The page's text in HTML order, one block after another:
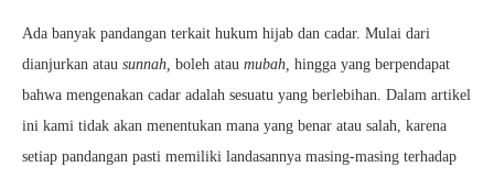
Ada banyak pandangan terkait hukum hijab dan cadar. Mulai dari
dianjurkan atau sunnah, boleh atau mubah, hingga yang berpendapat
bahwa mengenakan cadar adalah sesuatu yang berlebihan. Dalam artikel
ini kami tidak akan menentukan mana yang benar atau salah, karena
setiap pandangan pasti memiliki landasannya masing-masing terhadap